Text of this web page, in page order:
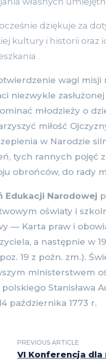
dziękuje za
kultury i historii oraz
.
wagi misji
niezwykle
młodzieży o
miłość
w Narodzie
tych rannych pojęć
obrońców, do rady
Edukacji Narodowej
oświaty i
— Karta praw i
a następnie w
19 z poźn. zm.).
ministerstwem
Stanisława
października 1773 r.
PREVIOUS ARTICLE
VI Konferencja dla